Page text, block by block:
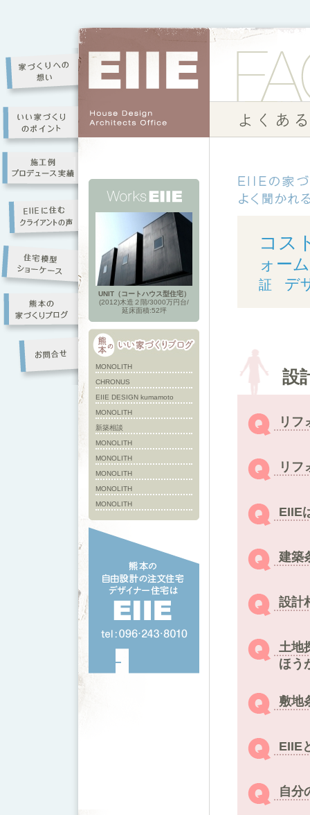
UNIT（コートハウス型住宅）
(2012)木造２階/3000万円台/
延床面積:52坪
MONOLITH
CHRONUS
EIIE DESIGN kumamoto
MONOLITH
新築相談
MONOLITH
MONOLITH
MONOLITH
MONOLITH
MONOLITH
コス
ォーム
証 デ
設
リフ
リフ
EIIE
建築
設計
土地
ほう
敷地
EIIE
自分